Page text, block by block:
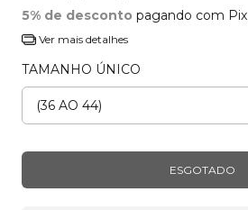
5% de desconto pagando com Pix
Ver mais detalhes
TAMANHO ÚNICO